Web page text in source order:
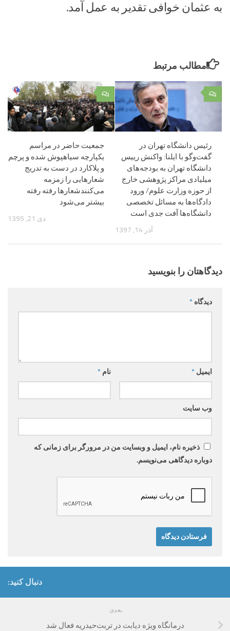
به عثمان خوافی تقدیر به عمل آمد.
مطالب مرتبط
۰
جمعیت حاضر در مراسم
یکپارچه سیاهپوش شده و پرچم‌
و پلاکارد در دست به تدریج
شعارهایی را زمزمه
می‌کنندشعارها رفته رفته
بیشتر می‌شود
دی 21, 1395
۰
رئیس دانشگاه تهران در
گفت‌وگو با ایلنا: واکنش رییس
دانشگاه تهران به بودجه‌های
میلیادی مراکز پژوهشی خارج
از حوزه وزارت علوم/ ورود
دادگاه‌ها به مسائل تخصصی
دانشگاه‌ها آفت جدی است
آذر 14, 1397
دیدگاهتان را بنویسید
دیدگاه *
نام * ایمیل *
وب‌ سایت
ذخیره نام، ایمیل و وبسایت من در مرورگر برای زمانی که
دوباره دیدگاهی می‌نویسم.
دنبال کنید:
بعدی
درمانگاه ویژه دیابت در تربت‌حیدریه فعال شد